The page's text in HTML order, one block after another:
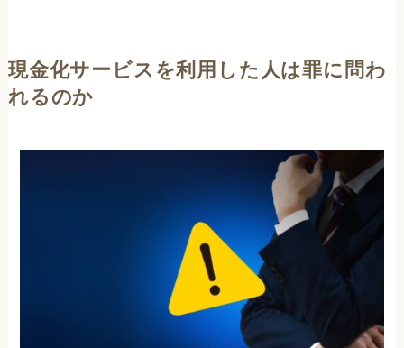
現金化サービスを利用した人は罪に問わ
れるのか